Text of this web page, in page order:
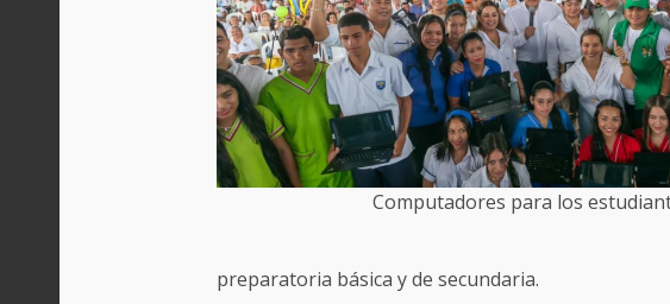
Computadores para los
preparatoria básica y de secundaria.